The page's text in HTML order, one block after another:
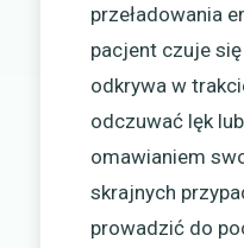
przeładowania
pacjent czuje
odkrywa w
odczuwać lęk
omawianiem
skrajnych
prowadzić do